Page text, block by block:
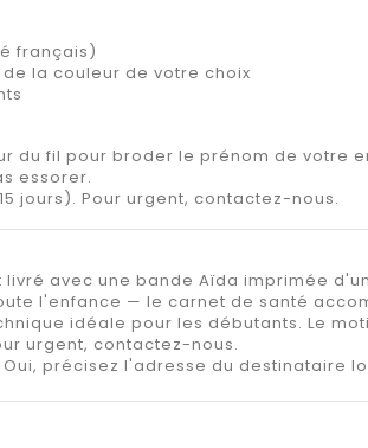
français)
la couleur de votre choix
du fil pour broder le prénom de votre
essorer.
jours). Pour urgent, contactez-nous.
avec une bande Aïda imprimée
l'enfance — le carnet de santé
idéale pour les débutants. Le
urgent, contactez-nous.
Oui, précisez l'adresse du destinataire